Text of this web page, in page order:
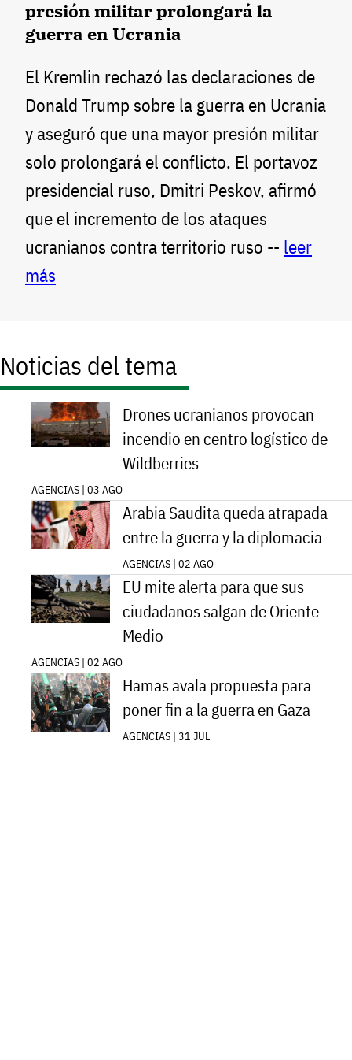
presión militar prolongará la
guerra en Ucrania
El Kremlin rechazó las declaraciones de
Donald Trump sobre la guerra en Ucrania
y aseguró que una mayor presión militar
solo prolongará el conflicto. El portavoz
presidencial ruso, Dmitri Peskov, afirmó
que el incremento de los ataques
ucranianos contra territorio ruso -- leer
más
Noticias del tema
Drones ucranianos provocan
incendio en centro logístico de
Wildberries
AGENCIAS | 03 AGO
Arabia Saudita queda atrapada
entre la guerra y la diplomacia
AGENCIAS | 02 AGO
EU mite alerta para que sus
ciudadanos salgan de Oriente
Medio
AGENCIAS | 02 AGO
Hamas avala propuesta para
poner fin a la guerra en Gaza
AGENCIAS | 31 JUL